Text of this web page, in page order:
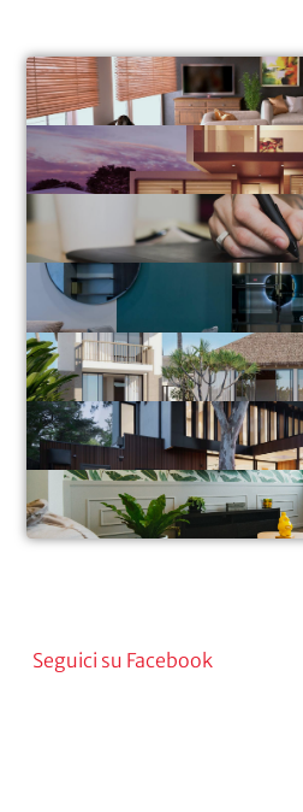
Seguici su Facebook